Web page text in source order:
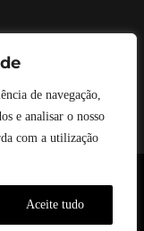
de navegação,
e analisar o nosso
com a utilização
Aceite tudo